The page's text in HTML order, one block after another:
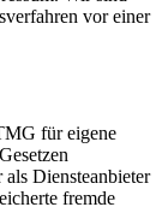
vor einer
für eigene
Diensteanbieter
fremde